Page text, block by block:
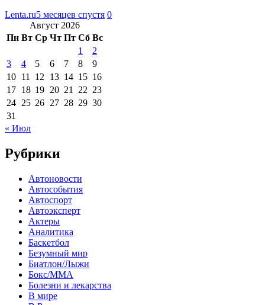
Lenta.ru5 месяцев спустя 0
Август 2026
Пн Вт Ср Чт Пт Сб Вс
1
2
3
4 5 6 7 8
9
10 11 12 13 14 15 16
17 18 19 20 21 22 23
24 25 26 27 28 29 30
31
« Июл
Рубрики
Автоновости
Автособытия
Автоспорт
Автоэксперт
Актеры
Аналитика
Баскетбол
Безумный мир
Биатлон/Лыжи
Бокс/MMA
Болезни и лекарства
В мире